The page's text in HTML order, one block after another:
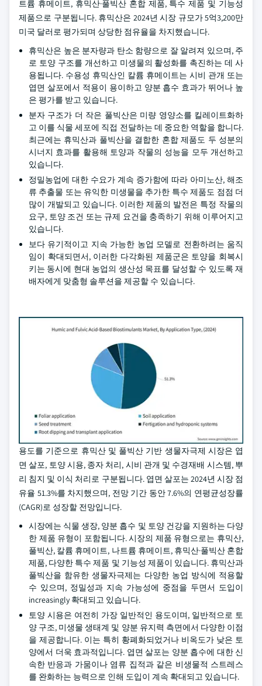
트륨 휴메이트, 휴믹산·풀빅산 혼합 제품, 특수 제품 및 기능성
제품으로 구분됩니다. 휴믹산은 2024년 시장 규모가 5억3,200만
미국 달러로 평가되며 상당한 점유율을 차지했습니다.
휴믹산은 높은 분자량과 탄소 함량으로 잘 알려져 있으며, 주
로 토양 구조를 개선하고 미생물의 활성화를 촉진하는 데 사
용됩니다. 수용성 휴믹산인 칼륨 휴메이트는 시비 관개 또는
엽면 살포에서 적용이 용이하고 양분 흡수 효과가 뛰어나 높
은 평가를 받고 있습니다.
분자 구조가 더 작은 풀빅산은 미량 영양소를 킬레이트화하
고 이를 식물 세포에 직접 전달하는 데 중요한 역할을 합니다.
최근에는 휴믹산과 풀빅산을 결합한 혼합 제품도 두 성분의
시너지 효과를 활용해 토양과 작물의 성능을 모두 개선하고
있습니다.
정밀농업에 대한 수요가 계속 증가함에 따라 아미노산, 해조
류 추출물 또는 유익한 미생물을 추가한 특수 제품도 점점 더
많이 개발되고 있습니다. 이러한 제품의 발전은 특정 작물의
요구, 토양 조건 또는 규제 요건을 충족하기 위해 이루어지고
있습니다.
보다 유기적이고 지속 가능한 농업 모델로 전환하려는 움직
임이 확대되면서, 이러한 다각화된 제품군은 토양을 회복시
키는 동시에 현대 농업의 생산성 목표를 달성할 수 있도록 재
배자에게 맞춤형 솔루션을 제공할 수 있습니다.
용도를 기준으로 휴믹산 및 풀빅산 기반 생물자극제 시장은 엽
면 살포, 토양 시용, 종자 처리, 시비 관개 및 수경재배 시스템, 뿌
리 침지 및 이식 처리로 구분됩니다. 엽면 살포는 2024년 시장 점
유율 51.3%를 차지했으며, 전망 기간 동안 7.6%의 연평균성장률
(CAGR)로 성장할 전망입니다.
시장에는 식물 생장, 양분 흡수 및 토양 건강을 지원하는 다양
한 제품 유형이 포함됩니다. 시장의 제품 유형으로는 휴믹산,
풀빅산, 칼륨 휴메이트, 나트륨 휴메이트, 휴믹산·풀빅산 혼합
제품, 다양한 특수 제품 및 기능성 제품이 있습니다. 휴믹산과
풀빅산을 함유한 생물자극제는 다양한 농업 방식에 적용할
수 있으며, 정밀성과 지속 가능성에 중점을 두면서 도입이
increasingly 확대되고 있습니다.
토양 시용은 여전히 가장 일반적인 용도이며, 일반적으로 토
양 구조, 미생물 생태계 및 양분 유지력 측면에서 다양한 이점
을 제공합니다. 이는 특히 황폐화되었거나 비옥도가 낮은 토
양에서 더욱 효과적입니다. 엽면 살포는 양분 흡수에 대한 신
속한 반응과 가뭄이나 염류 집적과 같은 비생물적 스트레스
를 완화하는 능력으로 인해 도입이 계속 확대되고 있습니다.